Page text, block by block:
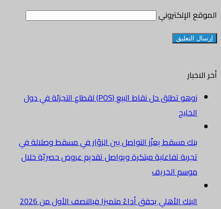
الموقع الإلكتروني
أخر الاخبار
زوهو تطلق حل نقاط البيع (POS) لقطاع التجزئة في دول
الخليج
بنك مسقط يعزّز التواصل بين الزوّار في مسقط وصلالة في
تجربة تفاعلية مبتكرة ويواصل تقديم عروض حصريّة خلال
موسم الخريف
البنك الأهلي يحقق أداءً متميزا فيالنصف الأول من 2026